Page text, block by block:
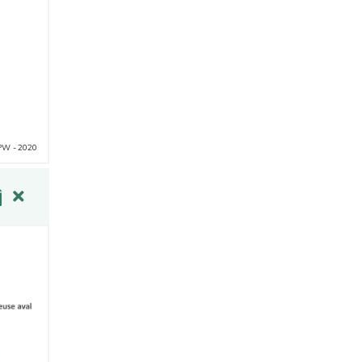
- 2020